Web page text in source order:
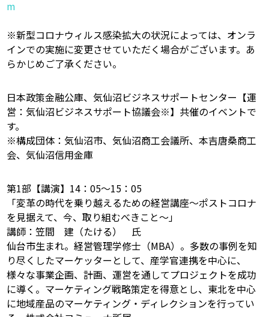
m
※新型コロナウィルス感染拡大の状況によっては、オンラ
インでの実施に変更させていただく場合がございます。あ
らかじめご了承ください。
日本政策金融公庫、気仙沼ビジネスサポートセンター【運
営：気仙沼ビジネスサポート協議会※】共催のイベントで
す。
※構成団体：気仙沼市、気仙沼商工会議所、本吉唐桑商工
会、気仙沼信用金庫
第1部【講演】14：05～15：05
「変革の時代を乗り越えるための経営講座～ポストコロナ
を見据えて、今、取り組むべきこと～」
講師：笠間 建（たける） 氏
仙台市生まれ。経営管理学修士（MBA）。多数の事例を知
り尽くしたマーケッターとして、産学官連携を中心に、
様々な事業企画、計画、運営を通してプロジェクトを成功
に導く。マーケティング戦略策定を得意とし、東北を中心
に地域産品のマーケティング・ディレクションを行ってい